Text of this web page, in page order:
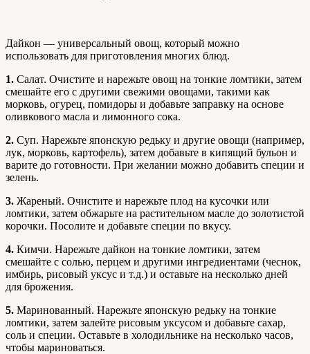
Дайкон — универсальный овощ, который можно
использовать для приготовления многих блюд.
1. Салат. Очистите и нарежьте овощ на тонкие ломтики, затем
смешайте его с другими свежими овощами, такими как
морковь, огурец, помидоры и добавьте заправку на основе
оливкового масла и лимонного сока.
2. Суп. Нарежьте японскую редьку и другие овощи (например,
лук, морковь, картофель), затем добавьте в кипящий бульон и
варите до готовности. При желании можно добавить специи и
зелень.
3. Жареный. Очистите и нарежьте плод на кусочки или
ломтики, затем обжарьте на растительном масле до золотистой
корочки. Посолите и добавьте специи по вкусу.
4. Кимчи. Нарежьте дайкон на тонкие ломтики, затем
смешайте с солью, перцем и другими ингредиентами (чеснок,
имбирь, рисовый уксус и т.д.) и оставьте на несколько дней
для брожения.
5. Маринованный. Нарежьте японскую редьку на тонкие
ломтики, затем залейте рисовым уксусом и добавьте сахар,
соль и специи. Оставьте в холодильнике на несколько часов,
чтобы мариноваться.